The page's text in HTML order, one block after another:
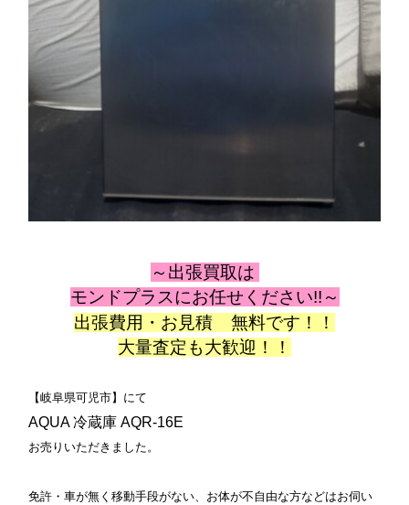
～出張買取は
モンドプラスにお任せください!!～
出張費用・お見積 無料です！！
大量査定も大歓迎！！
【岐阜県可児市】にて
AQUA 冷蔵庫 AQR-16E
お売りいただきました。
免許・車が無く移動手段がない、お体が不自由な方などはお伺い